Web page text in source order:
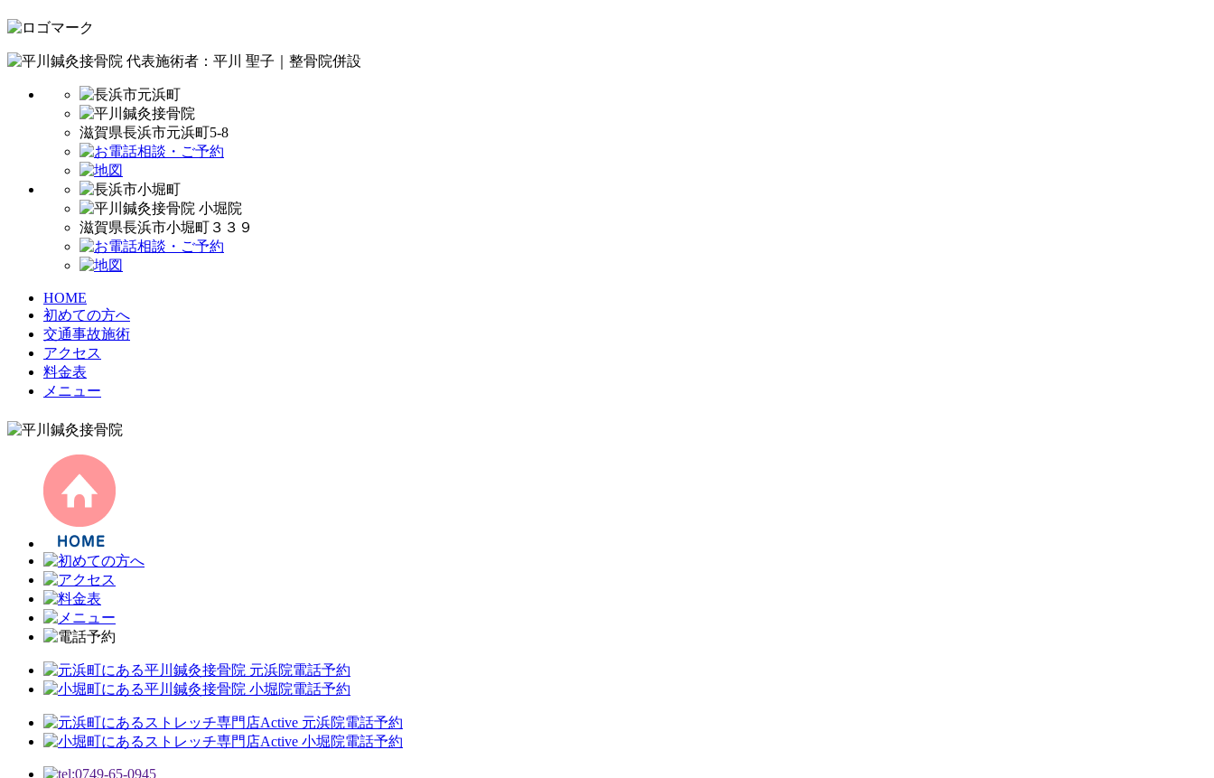
代表施術者：平川 聖子｜整骨院併設
滋賀県長浜市元浜町5-8
滋賀県長浜市小堀町３３９
HOME
初めての方へ
交通事故施術
アクセス
料金表
メニュー